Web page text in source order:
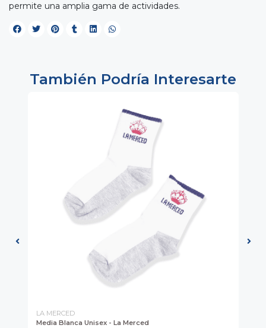
permite una amplia gama de actividades.
También Podría Interesarte
LA MERCED
Media Blanca Unisex - La Merced